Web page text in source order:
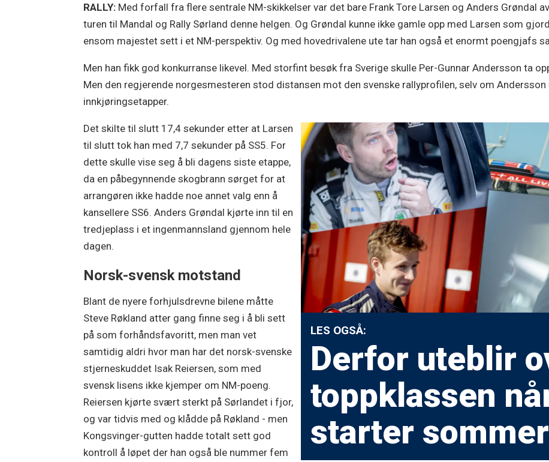
RALLY: Med forfall fra flere sentrale NM-skikkelser var det bare Frank Tore Larsen og Anders Grøndal
turen til Mandal og Rally Sørland denne helgen. Og Grøndal kunne ikke gamle opp med Larsen som
ensom majestet sett i et NM-perspektiv. Og med hovedrivalene ute tar han også et enormt poengjafs
Men han fikk god konkurranse likevel. Med storfint besøk fra Sverige skulle Per-Gunnar Andersson ta
Men den regjerende norgesmesteren stod distansen mot den svenske rallyprofilen, selv om
innkjøringsetapper.
LES OGSÅ:
Derfor uteblir
toppklassen
starter
Det skilte til slutt 17,4 sekunder etter at Larsen
til slutt tok han med 7,7 sekunder på SS5. For
dette skulle vise seg å bli dagens siste etappe,
da en påbegynnende skogbrann sørget for at
arrangøren ikke hadde noe annet valg enn å
kansellere SS6. Anders Grøndal kjørte inn til en
tredjeplass i et ingenmannsland gjennom hele
dagen.
Norsk-svensk motstand
Blant de nyere forhjulsdrevne bilene måtte
Steve Røkland atter gang finne seg i å bli sett
på som forhåndsfavoritt, men man vet
samtidig aldri hvor man har det norsk-svenske
stjerneskuddet Isak Reiersen, som med
svensk lisens ikke kjemper om NM-poeng.
Reiersen kjørte svært sterkt på Sørlandet i fjor,
og var tidvis med og klådde på Røkland - men
Kongsvinger-gutten hadde totalt sett god
kontroll å løpet der han også ble nummer fem